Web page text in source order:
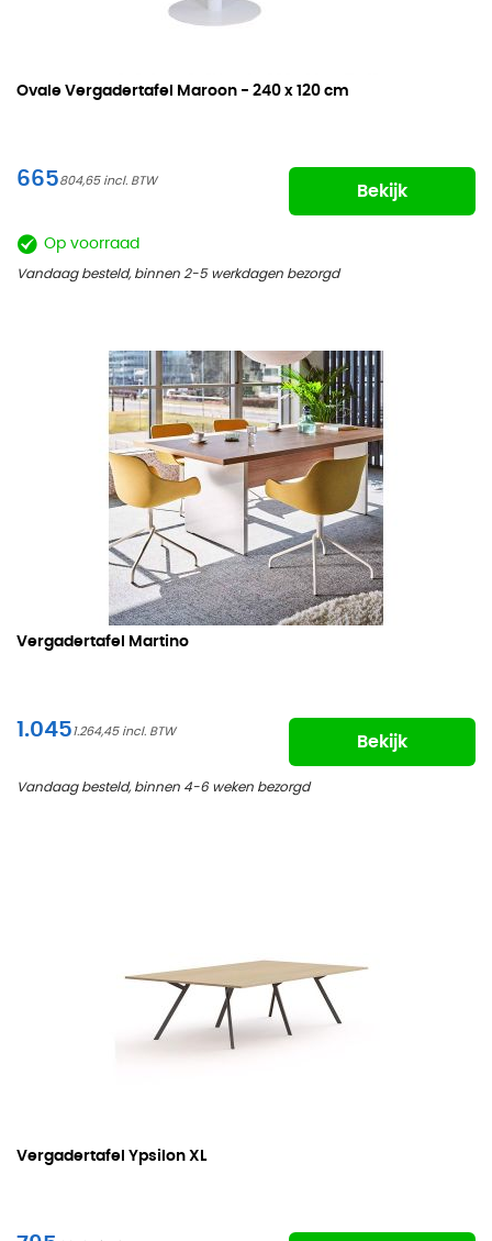
Ovale Vergadertafel Maroon - 240 x 120 cm
665804,65
Bekijk
Op voorraad
Vandaag besteld, binnen 2-5 werkdagen bezorgd
Vergadertafel Martino
1.0451.264,45
Bekijk
Vandaag besteld, binnen 4-6 weken bezorgd
Vergadertafel Ypsilon XL